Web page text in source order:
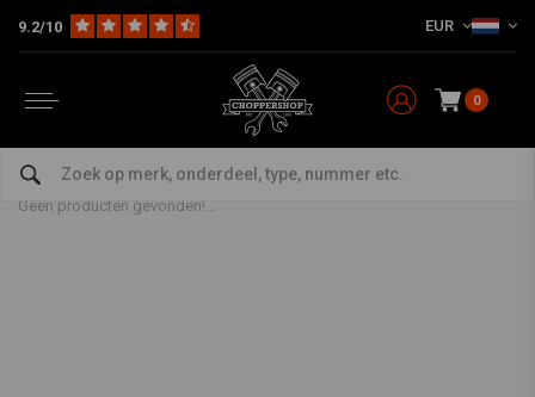
9.2/10 EUR
0
Dragon Choppers
Home Merken Dragon Choppers
Geen producten gevonden!...